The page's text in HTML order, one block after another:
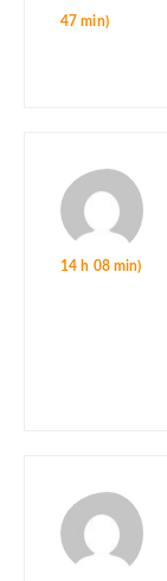
47 min)
14 h 08 min)